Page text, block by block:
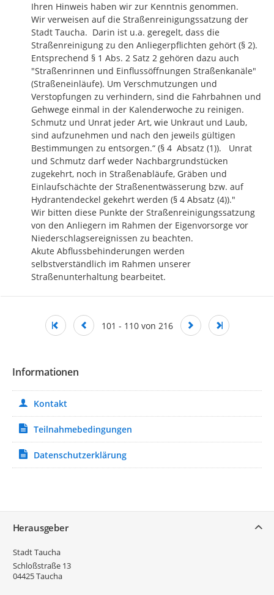
Ihren Hinweis haben wir zur Kenntnis genommen.
Wir verweisen auf die Straßenreinigungssatzung der
Stadt Taucha.  Darin ist u.a. geregelt, dass die
Straßenreinigung zu den Anliegerpflichten gehört (§ 2).
Entsprechend § 1 Abs. 2 Satz 2 gehören dazu auch
"Straßenrinnen und Einflussöffnungen Straßenkanäle"
(Straßeneinläufe). Um Verschmutzungen und
Verstopfungen zu verhindern, sind die Fahrbahnen und
Gehwege einmal in der Kalenderwoche zu reinigen.
Schmutz und Unrat jeder Art, wie Unkraut und Laub,
sind aufzunehmen und nach den jeweils gültigen
Bestimmungen zu entsorgen.“ (§ 4  Absatz (1)).   Unrat
und Schmutz darf weder Nachbargrundstücken
zugekehrt, noch in Straßenabläufe, Gräben und
Einlaufschächte der Straßenentwässerung bzw. auf
Hydrantendeckel gekehrt werden (§ 4 Absatz (4))."
Wir bitten diese Punkte der Straßenreinigungssatzung
von den Anliegern im Rahmen der Eigenvorsorge vor
Niederschlagsereignissen zu beachten.
Akute Abflussbehinderungen werden
selbstverständlich im Rahmen unserer
Straßenunterhaltung bearbeitet.
101 - 110 von 216
Informationen
Kontakt
Teilnahmebedingungen
Datenschutzerklärung
Herausgeber
Stadt Taucha
Schloßstraße 13
04425Taucha